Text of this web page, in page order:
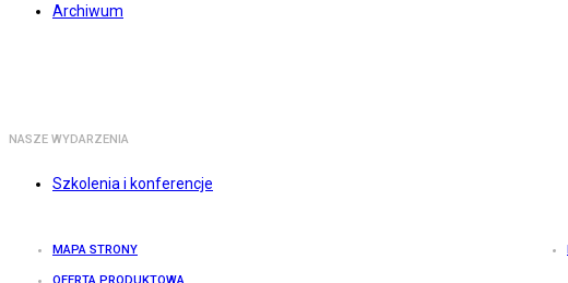
Archiwum
NASZE WYDARZENIA
Szkolenia i konferencje
MAPA STRONY